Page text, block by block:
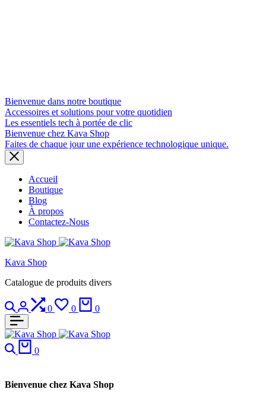
Bienvenue dans notre boutique
Accessoires et solutions pour votre quotidien
Les essentiels tech à portée de clic
Bienvenue chez Kava Shop
Faites de chaque jour une expérience technologique unique.
Accueil
Boutique
Blog
À propos
Contactez-Nous
Kava Shop
Catalogue de produits divers
0 0 0
0
Bienvenue chez Kava Shop